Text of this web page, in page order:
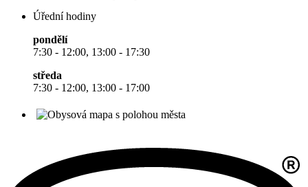
Úřední hodiny
pondělí
7:30 - 12:00, 13:00 - 17:30
středa
7:30 - 12:00, 13:00 - 17:00